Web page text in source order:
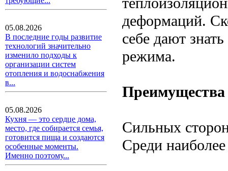
05.08.2026
В последние годы развитие
технологий значительно
изменило подходы к
организации систем
отопления и водоснабжения
в...
05.08.2026
Кухня — это сердце дома,
место, где собирается семья,
готовится пища и создаются
особенные моменты.
Именно поэтому...
деформаций.
себе дают
режима.
Сильных
Среди